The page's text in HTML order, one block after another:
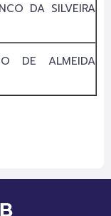
DA SILVEIRA
DE ALMEIDA